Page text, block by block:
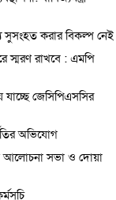
সুসংহত করার বিকল্প নেই
স্মরণ রাখবে : এমপি
জেসিপিএসসির
অভিযোগ
আলোচনা সভা ও দোয়া